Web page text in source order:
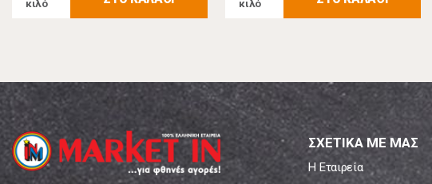
κιλό
κιλό
ΣΧΕΤΙΚΑ ΜΕ ΜΑΣ
Η Εταιρεία